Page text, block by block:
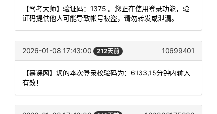
【驾考大师】验证码：1375 。您正在使用登录功能，验
证码提供他人可能导致帐号被盗，请勿转发或泄漏。
2026-01-08 17:43:00 212天前 10699401
【慕课网】您的本次登录校验码为：6133,15分钟内输入
有效！